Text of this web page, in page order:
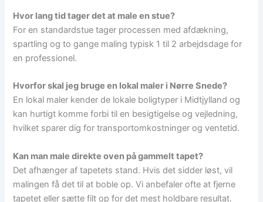
Hvor lang tid tager det at male en stue?
For en standardstue tager processen med afdækning,
spartling og to gange maling typisk 1 til 2 arbejdsdage for
en professionel.
Hvorfor skal jeg bruge en lokal maler i Nørre Snede?
En lokal maler kender de lokale boligtyper i Midtjylland og
kan hurtigt komme forbi til en besigtigelse og vejledning,
hvilket sparer dig for transportomkostninger og ventetid.
Kan man male direkte oven på gammelt tapet?
Det afhænger af tapetets stand. Hvis det sidder løst, vil
malingen få det til at boble op. Vi anbefaler ofte at fjerne
tapetet eller sætte filt op for det mest holdbare resultat.